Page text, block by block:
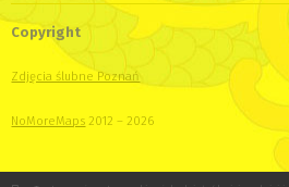
Copyright
Zdjęcia ślubne Poznań
NoMoreMaps 2012 – 2026